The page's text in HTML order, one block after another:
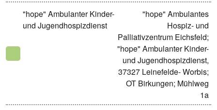
"hope" Ambulanter Kinder-
und Jugendhospizdienst
"hope" Ambulantes
Hospiz- und
Palliativzentrum Eichsfeld;
"hope" Ambulanter Kinder-
und Jugendhospizdienst,
37327 Leinefelde- Worbis;
OT Birkungen; Mühlweg
1a